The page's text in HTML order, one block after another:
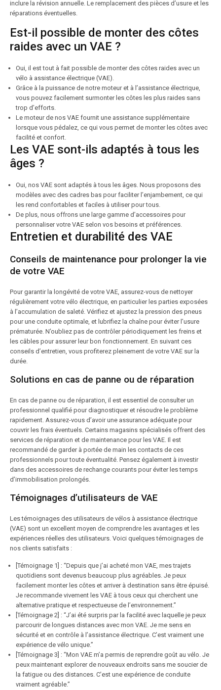
inclure la révision annuelle. Le remplacement des pièces d’usure et les
réparations éventuelles.
Est-il possible de monter des côtes
raides avec un VAE ?
Oui, il est tout à fait possible de monter des côtes raides avec un
vélo à assistance électrique (VAE).
Grâce à la puissance de notre moteur et à l’assistance électrique,
vous pouvez facilement surmonter les côtes les plus raides sans
trop d’efforts.
Le moteur de nos VAE fournit une assistance supplémentaire
lorsque vous pédalez, ce qui vous permet de monter les côtes avec
facilité et confort.
Les VAE sont-ils adaptés à tous les
âges ?
Oui, nos VAE sont adaptés à tous les âges. Nous proposons des
modèles avec des cadres bas pour faciliter l’enjambement, ce qui
les rend confortables et faciles à utiliser pour tous.
De plus, nous offrons une large gamme d’accessoires pour
personnaliser votre VAE selon vos besoins et préférences.
Entretien et durabilité des VAE
Conseils de maintenance pour prolonger la vie
de votre VAE
Pour garantir la longévité de votre VAE, assurez-vous de nettoyer
régulièrement votre vélo électrique, en particulier les parties exposées
à l’accumulation de saleté. Vérifiez et ajustez la pression des pneus
pour une conduite optimale, et lubrifiez la chaîne pour éviter l’usure
prématurée. N’oubliez pas de contrôler périodiquement les freins et
les câbles pour assurer leur bon fonctionnement. En suivant ces
conseils d’entretien, vous profiterez pleinement de votre VAE sur la
durée.
Solutions en cas de panne ou de réparation
En cas de panne ou de réparation, il est essentiel de consulter un
professionnel qualifié pour diagnostiquer et résoudre le problème
rapidement. Assurez-vous d’avoir une assurance adéquate pour
couvrir les frais éventuels. Certains magasins spécialisés offrent des
services de réparation et de maintenance pour les VAE. Il est
recommandé de garder à portée de main les contacts de ces
professionnels pour toute éventualité. Pensez également à investir
dans des accessoires de rechange courants pour éviter les temps
d’immobilisation prolongés.
Témoignages d’utilisateurs de VAE
Les témoignages des utilisateurs de vélos à assistance électrique
(VAE) sont un excellent moyen de comprendre les avantages et les
expériences réelles des utilisateurs. Voici quelques témoignages de
nos clients satisfaits :
[Témoignage 1] : “Depuis que j’ai acheté mon VAE, mes trajets
quotidiens sont devenus beaucoup plus agréables. Je peux
facilement monter les côtes et arriver à destination sans être épuisé.
Je recommande vivement les VAE à tous ceux qui cherchent une
alternative pratique et respectueuse de l’environnement.”
[Témoignage 2] : “J’ai été surpris par la facilité avec laquelle je peux
parcourir de longues distances avec mon VAE. Je me sens en
sécurité et en contrôle à l’assistance électrique. C’est vraiment une
expérience de vélo unique.”
[Témoignage 3] : “Mon VAE m’a permis de reprendre goût au vélo. Je
peux maintenant explorer de nouveaux endroits sans me soucier de
la fatigue ou des distances. C’est une expérience de conduite
vraiment agréable.”